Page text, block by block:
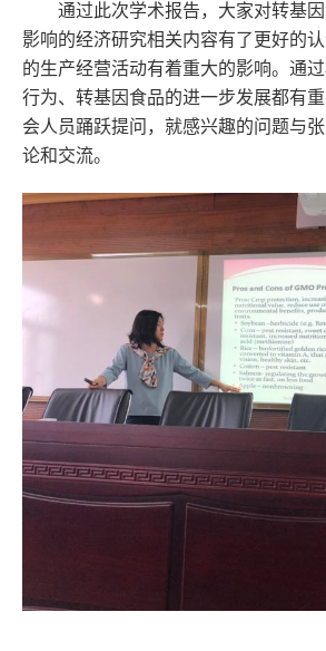
通过此次学术报告，大家对转基
影响的经济研究相关内容有了更好的
的生产经营活动有着重大的影响。通
行为、转基因食品的进一步发展都有
会人员踊跃提问，就感兴趣的问题与
论和交流。